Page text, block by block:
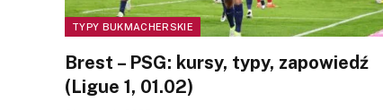
TYPY BUKMACHERSKIE
Brest – PSG: kursy, typy, zapowiedź
(Ligue 1, 01.02)